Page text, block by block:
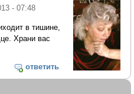
- 07:48
в тишине,
Храни вас
ответить